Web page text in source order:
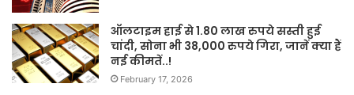
ऑलटाइम हाई से 1.80 लाख रुपये सस्ती हुई
चांदी, सोना भी 38,000 रुपये गिरा, जानें क्या हैं
नई कीमतें..!
February 17, 2026